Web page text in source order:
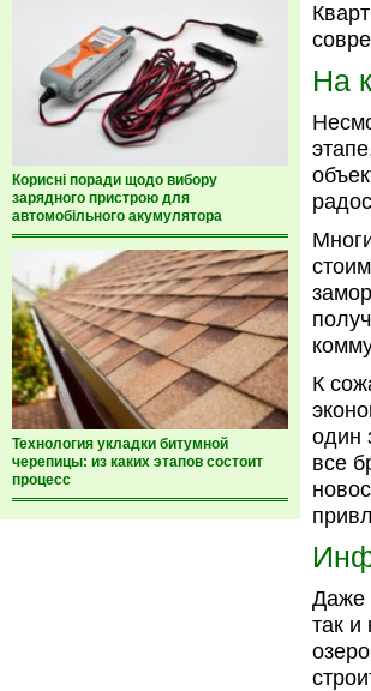
Корисні поради щодо вибору
зарядного пристрою для
автомобільного акумулятора
Технология укладки битумной
черепицы: из каких этапов состоит
процесс
На
К
один
все
Даже
так и